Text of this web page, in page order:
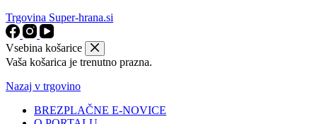
Trgovina Super-hrana.si
Vsebina košarice
Vaša košarica je trenutno prazna.
Nazaj v trgovino
BREZPLAČNE E-NOVICE